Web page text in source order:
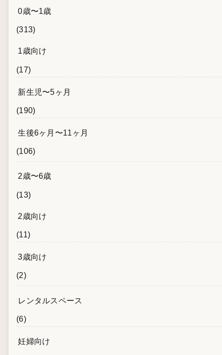
0歳〜1歳
(313)
1歳向け
(17)
新生児〜5ヶ月
(190)
生後6ヶ月〜11ヶ月
(106)
2歳〜6歳
(13)
2歳向け
(11)
3歳向け
(2)
レンタルスペース
(6)
妊婦向け